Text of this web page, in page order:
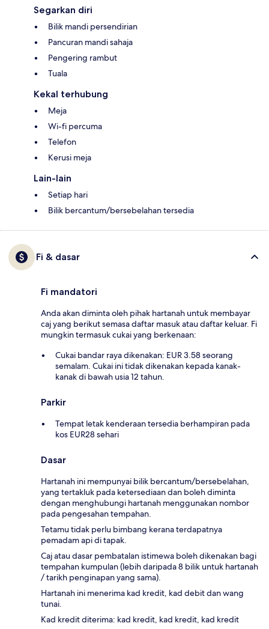
Segarkan diri
Bilik mandi persendirian
Pancuran mandi sahaja
Pengering rambut
Tuala
Kekal terhubung
Meja
Wi-fi percuma
Telefon
Kerusi meja
Lain-lain
Setiap hari
Bilik bercantum/bersebelahan tersedia
Fi & dasar
Fi mandatori
Anda akan diminta oleh pihak hartanah untuk membayar
caj yang berikut semasa daftar masuk atau daftar keluar. Fi
mungkin termasuk cukai yang berkenaan:
Cukai bandar raya dikenakan: EUR 3.58 seorang
semalam. Cukai ini tidak dikenakan kepada kanak-
kanak di bawah usia 12 tahun.
Parkir
Tempat letak kenderaan tersedia berhampiran pada
kos EUR28 sehari
Dasar
Hartanah ini mempunyai bilik bercantum/bersebelahan,
yang tertakluk pada ketersediaan dan boleh diminta
dengan menghubungi hartanah menggunakan nombor
pada pengesahan tempahan.
Tetamu tidak perlu bimbang kerana terdapatnya
pemadam api di tapak.
Caj atau dasar pembatalan istimewa boleh dikenakan bagi
tempahan kumpulan (lebih daripada 8 bilik untuk hartanah
/ tarikh penginapan yang sama).
Hartanah ini menerima kad kredit, kad debit dan wang
tunai.
Kad kredit diterima: kad kredit, kad kredit, kad kredit